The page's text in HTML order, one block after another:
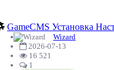
GameCMS Установка
Wizard
2026-07-13
16 521
1